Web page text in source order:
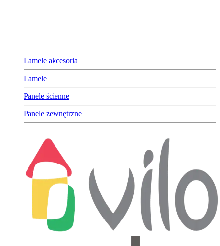
Lamele akcesoria
Lamele
Panele ścienne
Panele zewnętrzne